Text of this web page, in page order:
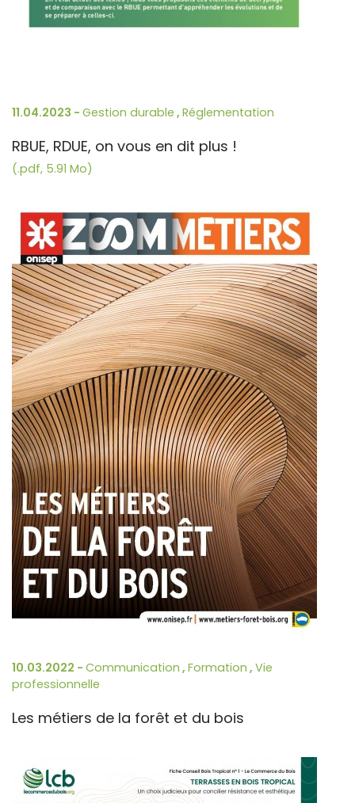
11.04.2023 - Gestion durable , Réglementation
RBUE, RDUE, on vous en dit plus !
(.pdf, 5.91 Mo)
10.03.2022 - Communication , Formation , Vie
professionnelle
Les métiers de la forêt et du bois